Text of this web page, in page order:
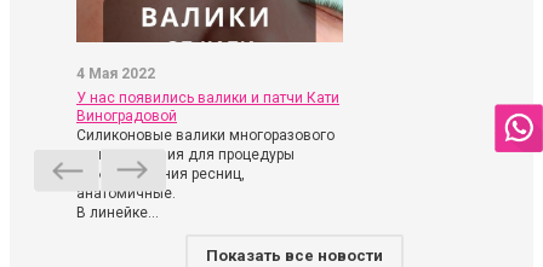
4 Мая 2022
У нас появились валики и патчи Кати
Виноградовой
Силиконовые валики многоразового
использования для процедуры
ламинирования ресниц,
анатомичные.
В линейке...
Показать все новости